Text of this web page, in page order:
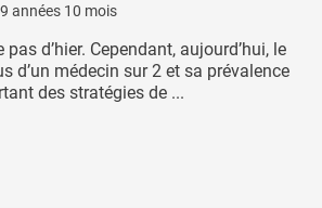
9 années 10 mois
d’hier. Cependant, aujourd’hui, le
d’un médecin sur 2 et sa prévalence
des stratégies de ...